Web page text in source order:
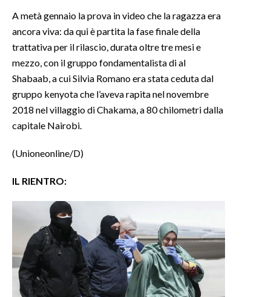
A metà gennaio la prova in video che la ragazza era
ancora viva: da qui è partita la fase finale della
trattativa per il rilascio, durata oltre tre mesi e
mezzo, con il gruppo fondamentalista di al
Shabaab, a cui Silvia Romano era stata ceduta dal
gruppo kenyota che l’aveva rapita nel novembre
2018 nel villaggio di Chakama, a 80 chilometri dalla
capitale Nairobi.
(Unioneonline/D)
IL RIENTRO: